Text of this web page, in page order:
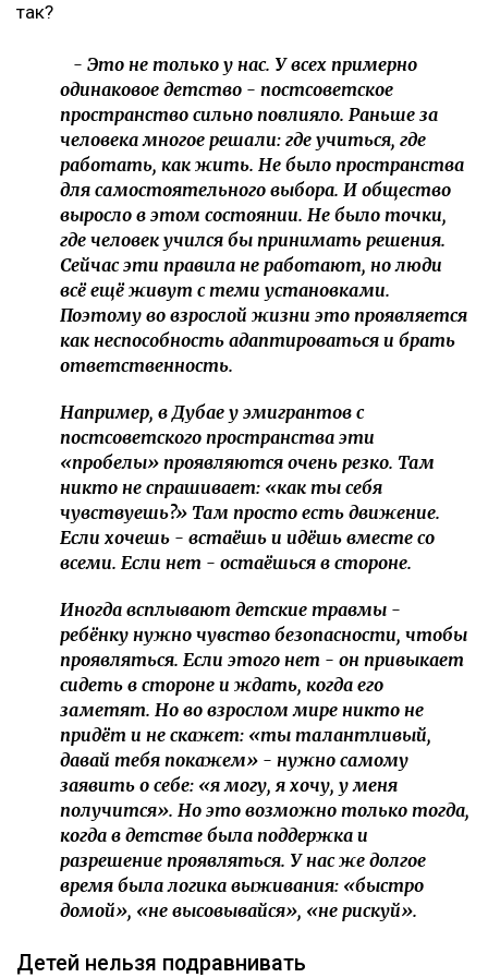
так?
- Это не только у нас. У всех примерно
одинаковое детство - постсоветское
пространство сильно повлияло. Раньше за
человека многое решали: где учиться, где
работать, как жить. Не было пространства
для самостоятельного выбора. И общество
выросло в этом состоянии. Не было точки,
где человек учился бы принимать решения.
Сейчас эти правила не работают, но люди
всё ещё живут с теми установками.
Поэтому во взрослой жизни это проявляется
как неспособность адаптироваться и брать
ответственность.
Например, в Дубае у эмигрантов с
постсоветского пространства эти
«пробелы» проявляются очень резко. Там
никто не спрашивает: «как ты себя
чувствуешь?» Там просто есть движение.
Если хочешь - встаёшь и идёшь вместе со
всеми. Если нет - остаёшься в стороне.
Иногда всплывают детские травмы -
ребёнку нужно чувство безопасности, чтобы
проявляться. Если этого нет - он привыкает
сидеть в стороне и ждать, когда его
заметят. Но во взрослом мире никто не
придёт и не скажет: «ты талантливый,
давай тебя покажем» - нужно самому
заявить о себе: «я могу, я хочу, у меня
получится». Но это возможно только тогда,
когда в детстве была поддержка и
разрешение проявляться. У нас же долгое
время была логика выживания: «быстро
домой», «не высовывайся», «не рискуй».
Детей нельзя подравнивать